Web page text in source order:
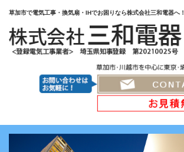
草加市で電気工事・換気扇・IHでお困りなら株式会社三和電器へ！